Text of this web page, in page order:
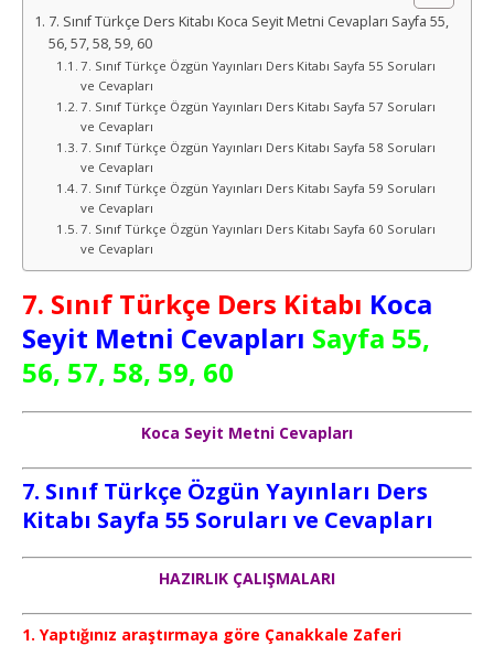
7. Sınıf Türkçe Ders Kitabı Koca Seyit Metni Cevapları Sayfa 55,
56, 57, 58, 59, 60
7. Sınıf Türkçe Özgün Yayınları Ders Kitabı Sayfa 55 Soruları
ve Cevapları
7. Sınıf Türkçe Özgün Yayınları Ders Kitabı Sayfa 57 Soruları
ve Cevapları
7. Sınıf Türkçe Özgün Yayınları Ders Kitabı Sayfa 58 Soruları
ve Cevapları
7. Sınıf Türkçe Özgün Yayınları Ders Kitabı Sayfa 59 Soruları
ve Cevapları
7. Sınıf Türkçe Özgün Yayınları Ders Kitabı Sayfa 60 Soruları
ve Cevapları
7. Sınıf Türkçe Ders Kitabı Koca
Seyit Metni Cevapları Sayfa 55,
56, 57, 58, 59, 60
Koca Seyit Metni Cevapları
7. Sınıf Türkçe Özgün Yayınları Ders
Kitabı Sayfa 55 Soruları ve Cevapları
HAZIRLIK ÇALIŞMALARI
1. Yaptığınız araştırmaya göre Çanakkale Zaferi